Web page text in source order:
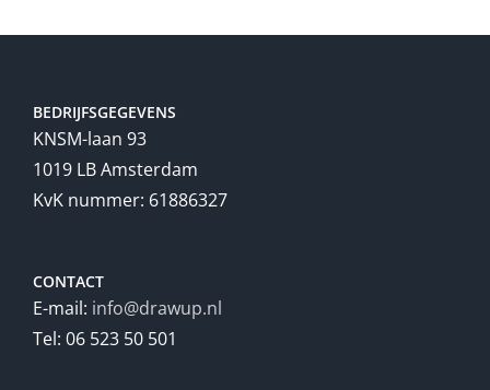
BEDRIJFSGEGEVENS
KNSM-laan 93
1019 LB Amsterdam
KvK nummer: 61886327
CONTACT
E-mail: info@drawup.nl
Tel: 06 523 50 501